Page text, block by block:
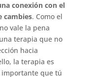
conexión con el
cambies. Como el
vale la pena
terapia que no
hacia
la terapia es
importante que tú